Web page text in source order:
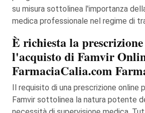
su misura sottolinea l'importanza
medica professionale nel regime di
È richiesta la
l'acquisto di Famvir
FarmaciaCalia.com
Il requisito di una prescrizione online
Famvir sottolinea la natura potente